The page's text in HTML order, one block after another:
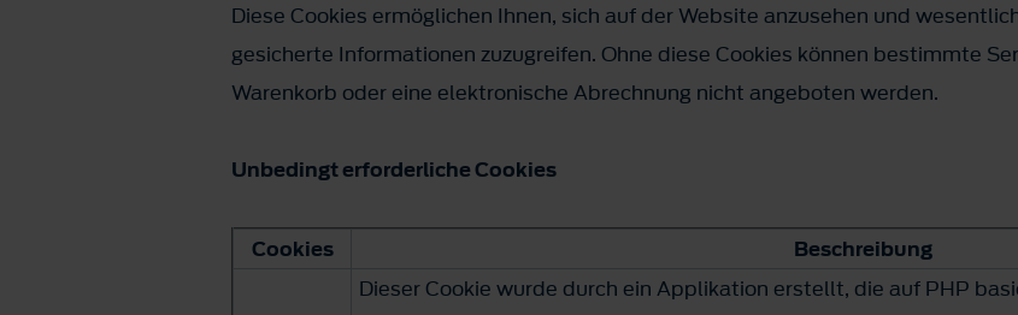
Diese Cookies ermöglichen Ihnen, sich auf der Website anzusehen und
gesicherte Informationen zuzugreifen. Ohne diese Cookies können bestimmte
Warenkorb oder eine elektronische Abrechnung nicht angeboten werden.
Unbedingt erforderliche Cookies
Cookies Beschreibung
Dieser Cookie wurde durch ein Applikation erstellt, die auf PHP